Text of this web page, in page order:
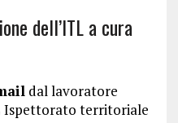
dell’ITL a cura
dal lavoratore
Ispettorato territoriale